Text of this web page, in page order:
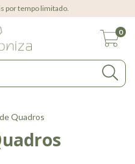
por tempo limitado.
0
Quadros